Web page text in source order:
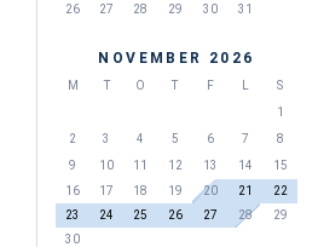
26
27 28 29 30 31
NOVEMBER 2026
M T O T F
S
1
2
3 4 5 6 7
8
9
10 11 12 13 14
15
16
17 18 19 20 21
22
23
24 25 26 27 28
29
30